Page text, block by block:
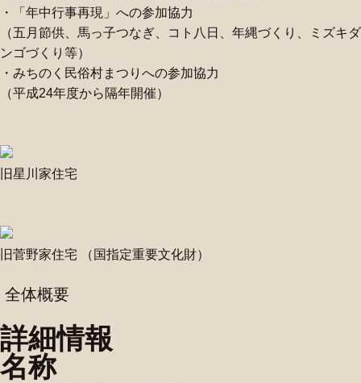
・「年中行事再現」への参加協力
（五月節供、馬っ子つなぎ、コト八日、年縄づくり、ミズキダ
ンゴづくり等）
・みちのく民俗村まつりへの参加協力
（平成24年度から隔年開催）
旧星川家住宅
旧菅野家住宅 （国指定重要文化財）
全体概要
詳細情報
名称